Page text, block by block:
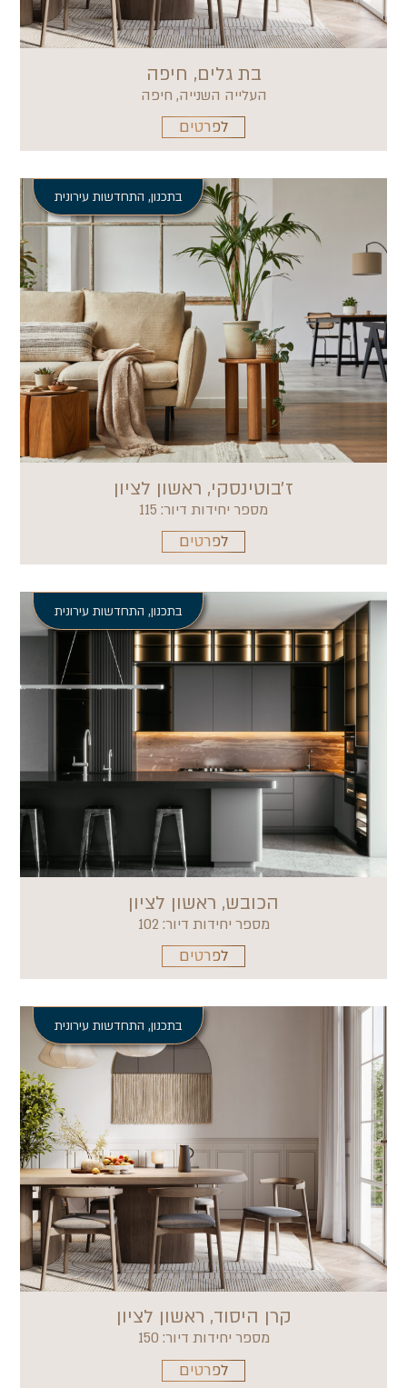
בת גלים, חיפה
העלייה השנייה, חיפה
לפרטים
בתכנון, התחדשות עירונית
ז׳בוטינסקי, ראשון לציון
מספר יחידות דיור: 115
לפרטים
בתכנון, התחדשות עירונית
הכובש, ראשון לציון
מספר יחידות דיור: 102
לפרטים
בתכנון, התחדשות עירונית
קרן היסוד, ראשון לציון
מספר יחידות דיור: 150
לפרטים